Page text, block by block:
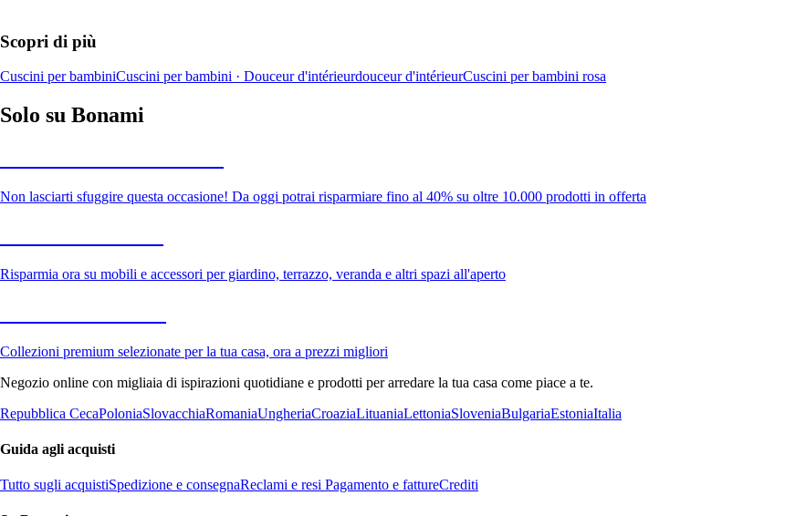
Scopri di più
Cuscini per bambiniCuscini per bambini · Douceur d'intérieurdouceur d'intérieurCuscini per bambini rosa
Solo su Bonami
Non lasciarti sfuggire questa occasione! Da oggi potrai risparmiare fino al 40% su oltre 10.000 prodotti in offerta
Risparmia ora su mobili e accessori per giardino, terrazzo, veranda e altri spazi all'aperto
Collezioni premium selezionate per la tua casa, ora a prezzi migliori
Negozio online con migliaia di ispirazioni quotidiane e prodotti per arredare la tua casa come piace a te.
Repubblica CecaPoloniaSlovacchiaRomaniaUngheriaCroaziaLituaniaLettoniaSloveniaBulgariaEstoniaItalia
Guida agli acquisti
Tutto sugli acquistiSpedizione e consegnaReclami e resi Pagamento e fattureCrediti